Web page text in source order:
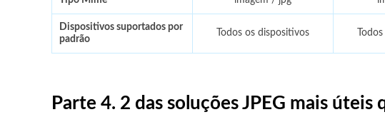
Dispositivos suportados por
padrão
Todos os dispositivos
Parte 4. 2 das soluções JPEG mais